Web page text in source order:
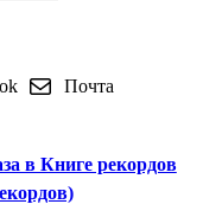
Почта
в Книге рекордов